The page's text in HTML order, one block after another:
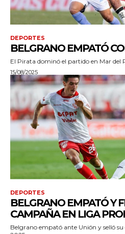
DEPORTES
BELGRANO EMPATÓ
El Pirata dominó el partido en Mar del
15/08/2025
DEPORTES
BELGRANO EMPATÓ Y
CAMPAÑA EN LIGA
Belgrano empató ante Unión y selló